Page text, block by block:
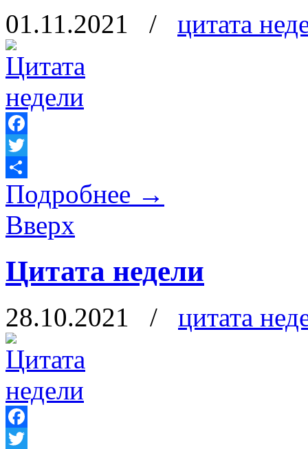
01.11.2021 / цитата
Facebook
Twitter
Отправить
Подробнее →
Вверх
Цитата недели
28.10.2021 / цитата
Facebook